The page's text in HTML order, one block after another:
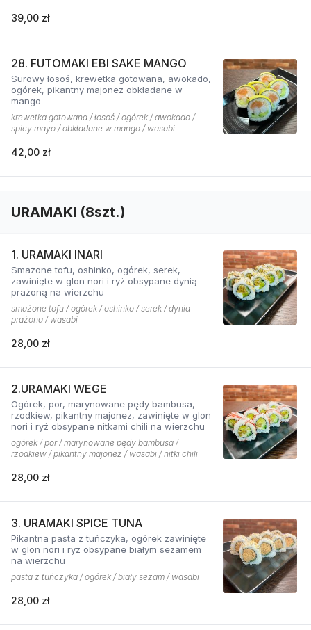
39,00 zł
28. FUTOMAKI EBI SAKE MANGO
Surowy łosoś, krewetka gotowana, awokado,
ogórek, pikantny majonez obkładane w
mango
krewetka gotowana / łosoś / ogórek / awokado /
spicy mayo / obkładane w mango / wasabi
42,00 zł
URAMAKI (8szt.)
1. URAMAKI INARI
Smażone tofu, oshinko, ogórek, serek,
zawinięte w glon nori i ryż obsypane dynią
prażoną na wierzchu
smażone tofu / ogórek / oshinko / serek / dynia
prażona / wasabi
28,00 zł
2.URAMAKI WEGE
Ogórek, por, marynowane pędy bambusa,
rzodkiew, pikantny majonez, zawinięte w glon
nori i ryż obsypane nitkami chili na wierzchu
ogórek / por / marynowane pędy bambusa /
rzodkiew / pikantny majonez / wasabi / nitki chili
28,00 zł
3. URAMAKI SPICE TUNA
Pikantna pasta z tuńczyka, ogórek zawinięte
w glon nori i ryż obsypane białym sezamem
na wierzchu
pasta z tuńczyka / ogórek / biały sezam / wasabi
28,00 zł